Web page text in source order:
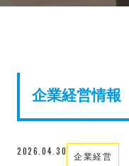
企業経営情
2026.04.30 企業経営